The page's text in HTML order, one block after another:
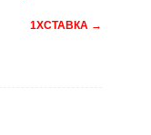
1ХСТАВКА →